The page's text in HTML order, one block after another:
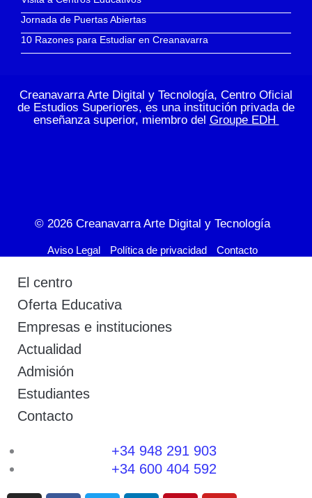
Jornada de Puertas Abiertas
10 Razones para Estudiar en Creanavarra
Creanavarra Arte Digital y Tecnología, Centro Oficial
de Estudios Superiores, es una institución privada de
enseñanza superior, miembro del Groupe EDH
© 2026 Creanavarra Arte Digital y Tecnología
Aviso Legal Política de privacidad Contacto
El centro
Oferta Educativa
Empresas e instituciones
Actualidad
Admisión
Estudiantes
Contacto
+34 948 291 903
+34 600 404 592